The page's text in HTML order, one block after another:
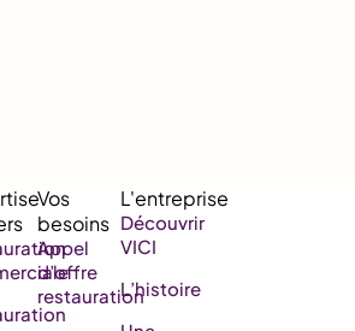
Appel
d’offre
restauration
Découvrir
VICI
L’histoire